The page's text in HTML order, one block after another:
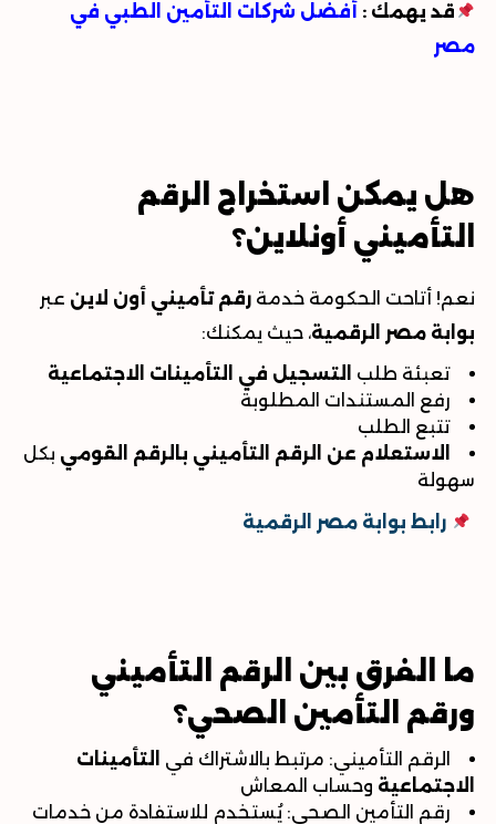
قد يهمك : أفضل شركات التأمين الطبي في
مصر
هل يمكن استخراج الرقم
التأميني أونلاين؟
نعم! أتاحت الحكومة خدمة رقم تأميني أون لاين عبر
بوابة مصر الرقمية، حيث يمكنك:
تعبئة طلب
التسجيل في التأمينات الاجتماعية
رفع المستندات المطلوبة
تتبع الطلب
الاستعلام عن الرقم التأميني بالرقم القومي بكل
سهولة
رابط بوابة مصر الرقمية
ما الفرق بين الرقم التأميني
ورقم التأمين الصحي؟
الرقم التأميني: مرتبط بالاشتراك في
التأمينات
الاجتماعية وحساب المعاش
رقم التأمين الصحي: يُستخدم للاستفادة من خدمات